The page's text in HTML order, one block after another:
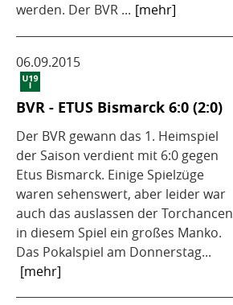
werden. Der BVR ... [mehr]
06.09.2015
BVR - ETUS Bismarck 6:0 (2:0)
Der BVR gewann das 1. Heimspiel
der Saison verdient mit 6:0 gegen
Etus Bismarck. Einige Spielzüge
waren sehenswert, aber leider war
auch das auslassen der Torchancen
in diesem Spiel ein großes Manko.
Das Pokalspiel am Donnerstag...
[mehr]